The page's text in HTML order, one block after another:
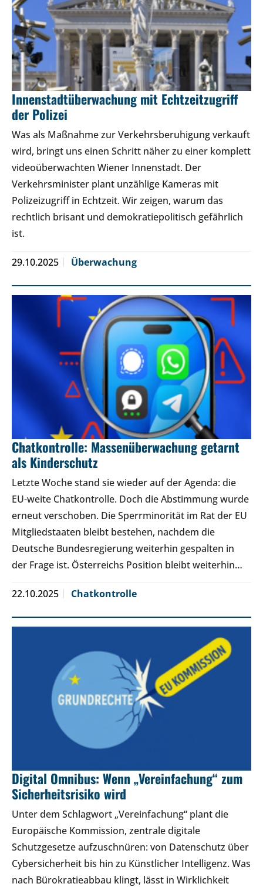
Innenstadtüberwachung mit Echtzeitzugriff
der Polizei
Was als Maßnahme zur Verkehrsberuhigung verkauft
wird, bringt uns einen Schritt näher zu einer komplett
videoüberwachten Wiener Innenstadt. Der
Verkehrsminister plant unzählige Kameras mit
Polizeizugriff in Echtzeit. Wir zeigen, warum das
rechtlich brisant und demokratiepolitisch gefährlich
ist.
29.10.2025 Überwachung
Chatkontrolle: Massenüberwachung getarnt
als Kinderschutz
Letzte Woche stand sie wieder auf der Agenda: die
EU-weite Chatkontrolle. Doch die Abstimmung wurde
erneut verschoben. Die Sperrminorität im Rat der EU
Mitgliedstaaten bleibt bestehen, nachdem die
Deutsche Bundesregierung weiterhin gespalten in
der Frage ist. Österreichs Position bleibt weiterhin…
22.10.2025 Chatkontrolle
Digital Omnibus: Wenn „Vereinfachung“ zum
Sicherheitsrisiko wird
Unter dem Schlagwort „Vereinfachung“ plant die
Europäische Kommission, zentrale digitale
Schutzgesetze aufzuschnüren: von Datenschutz über
Cybersicherheit bis hin zu Künstlicher Intelligenz. Was
nach Bürokratieabbau klingt, lässt in Wirklichkeit